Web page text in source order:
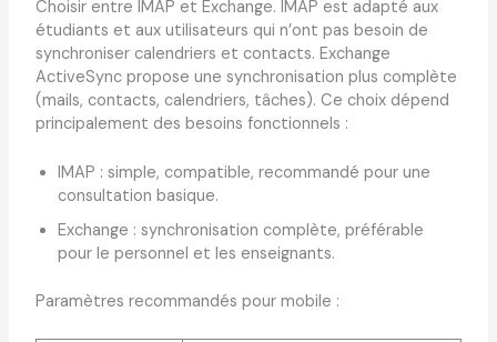
Choisir entre IMAP et Exchange. IMAP est adapté aux
étudiants et aux utilisateurs qui n’ont pas besoin de
synchroniser calendriers et contacts. Exchange
ActiveSync propose une synchronisation plus complète
(mails, contacts, calendriers, tâches). Ce choix dépend
principalement des besoins fonctionnels :
IMAP : simple, compatible, recommandé pour une
consultation basique.
Exchange : synchronisation complète, préférable
pour le personnel et les enseignants.
Paramètres recommandés pour mobile :